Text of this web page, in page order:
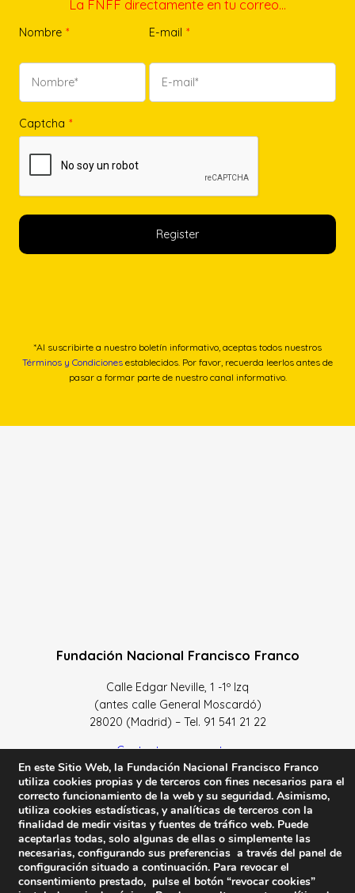
La FNFF directamente en tu correo…
Nombre * E-mail *
Captcha *
*Al suscribirte a nuestro boletín informativo, aceptas todos nuestros
Términos y Condiciones establecidos. Por favor, recuerda leerlos antes de
pasar a formar parte de nuestro canal informativo.
Fundación Nacional Francisco Franco
Calle Edgar Neville, 1 -1º Izq
(antes calle General Moscardó)
28020 (Madrid) – Tel. 91 541 21 22
Contacta con nosotros
Política de Privacidad y protección de datos– Sus datos
son seguros–Política de Cookies–Condiciones Generales
de uso
En este Sitio Web, la Fundación Nacional Francisco Franco
utiliza cookies propias y de terceros con fines necesarios para el
correcto funcionamiento de la web y su seguridad. Asimismo,
utiliza cookies estadísticas, y analíticas de terceros con la
finalidad de medir visitas y fuentes de tráfico web. Puede
aceptarlas todas, solo algunas de ellas o simplemente las
necesarias, configurando sus preferencias a través del panel de
configuración situado a continuación. Para revocar el
consentimiento prestado, pulse el botón “revocar cookies”